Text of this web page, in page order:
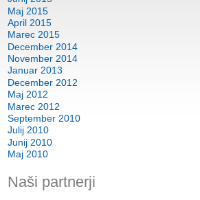
Maj 2015
April 2015
Marec 2015
December 2014
November 2014
Januar 2013
December 2012
Maj 2012
Marec 2012
September 2010
Julij 2010
Junij 2010
Maj 2010
Naši partnerji